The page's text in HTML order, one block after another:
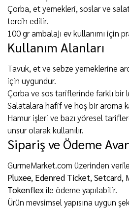
Çorba, et yemekleri, soslar ve
tercih edilir.
100 gr ambalajı ev kullanımı için
Kullanım Alanları
Tavuk, et ve sebze yemeklerine
için uygundur.
Çorba ve sos tariflerinde farklı bir
Salatalara hafif ve hoş bir aroma
Hamur işleri ve bazı yöresel
unsur olarak kullanılır.
Sipariş ve Ödeme
GurmeMarket.com üzerinden
Pluxee, Edenred Ticket,
Tokenflex ile ödeme yapılabilir.
Ürün mevsimsel yapısına uygun